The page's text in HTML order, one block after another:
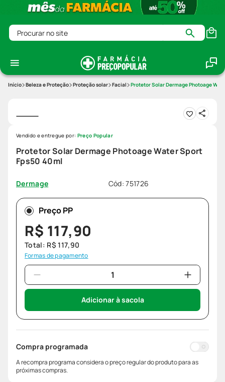
Procurar no site
Beleza e Proteção Proteção solar Facial Protetor Solar Dermage Photoage
Protetor Solar Dermage Photoage Water Sport
Fps50 40ml
Dermage Cód:751726
Vendido e entregue por: Preço Popular
Preço PP
R$ 117,90
Total: R$ 117,90
Formas de pagamento
Adicionar à sacola
Compra programada
A recompra programa considera o preço regular do produto para as
próximas compras.